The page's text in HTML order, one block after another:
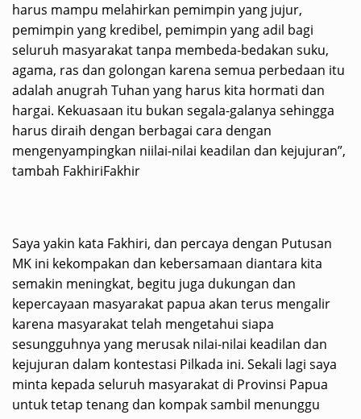
harus mampu melahirkan pemimpin yang jujur,
pemimpin yang kredibel, pemimpin yang adil bagi
seluruh masyarakat tanpa membeda-bedakan suku,
agama, ras dan golongan karena semua perbedaan itu
adalah anugrah Tuhan yang harus kita hormati dan
hargai. Kekuasaan itu bukan segala-galanya sehingga
harus diraih dengan berbagai cara dengan
mengenyampingkan niilai-nilai keadilan dan kejujuran”,
tambah FakhiriFakhir
Saya yakin kata Fakhiri, dan percaya dengan Putusan
MK ini kekompakan dan kebersamaan diantara kita
semakin meningkat, begitu juga dukungan dan
kepercayaan masyarakat papua akan terus mengalir
karena masyarakat telah mengetahui siapa
sesungguhnya yang merusak nilai-nilai keadilan dan
kejujuran dalam kontestasi Pilkada ini. Sekali lagi saya
minta kepada seluruh masyarakat di Provinsi Papua
untuk tetap tenang dan kompak sambil menunggu